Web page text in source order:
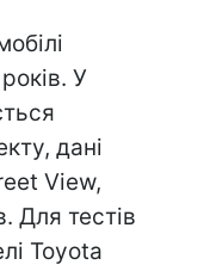
У
дані
View,
Для тестів
Toyota